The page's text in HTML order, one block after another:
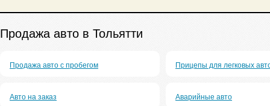
Продажа авто в Тольятти
Продажа авто с пробегом Прицепы для легковых
Авто на заказ Аварийные авто